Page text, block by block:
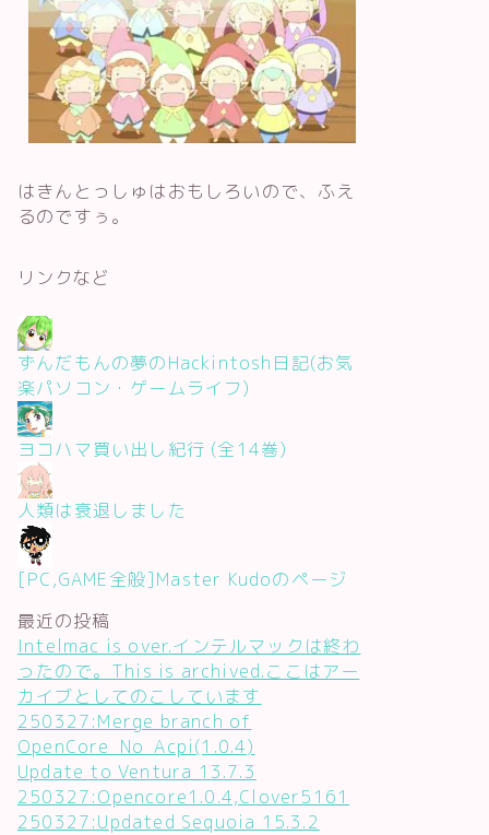
はきんとっしゅはおもしろいので、ふえ
るのですぅ。
リンクなど
ずんだもんの夢のHackintosh日記(お気
楽パソコン・ゲームライフ)
ヨコハマ買い出し紀行 (全14巻)
人類は衰退しました
[PC,GAME全般]Master Kudoのページ
最近の投稿
Intelmac is over.インテルマックは終わ
ったので。This is archived.ここはアー
カイブとしてのこしています
250327:Merge branch of
OpenCore_No_Acpi(1.0.4)
Update to Ventura 13.7.3
250327:Opencore1.0.4,Clover5161
250327:Updated Sequoia 15.3.2